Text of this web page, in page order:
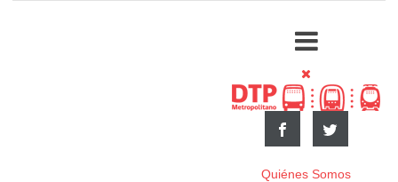
Quiénes Somos